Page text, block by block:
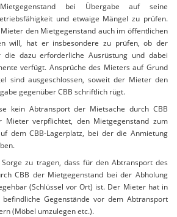
bei Übergabe auf seine
und etwaige Mängel zu prüfen.
den Mietgegenstand auch im öffentlichen
will, hat er insbesondere zu prüfen, ob der
die dazu erforderliche Ausrüstung und dabei
verfügt. Ansprüche des Mieters auf Grund
sind ausgeschlossen, soweit der Mieter den
gegenüber CBB schriftlich rügt.
kein Abtransport der Mietsache durch CBB
verpflichtet, den Mietgegenstand zum
dem CBB-Lagerplatz, bei der die Anmietung
zu tragen, dass für den Abtransport des
CBB der Mietgegenstand bei der Abholung
(Schlüssel vor Ort) ist. Der Mieter hat in
Gegenstände vor dem Abtransport
(Möbel umzulegen etc.).